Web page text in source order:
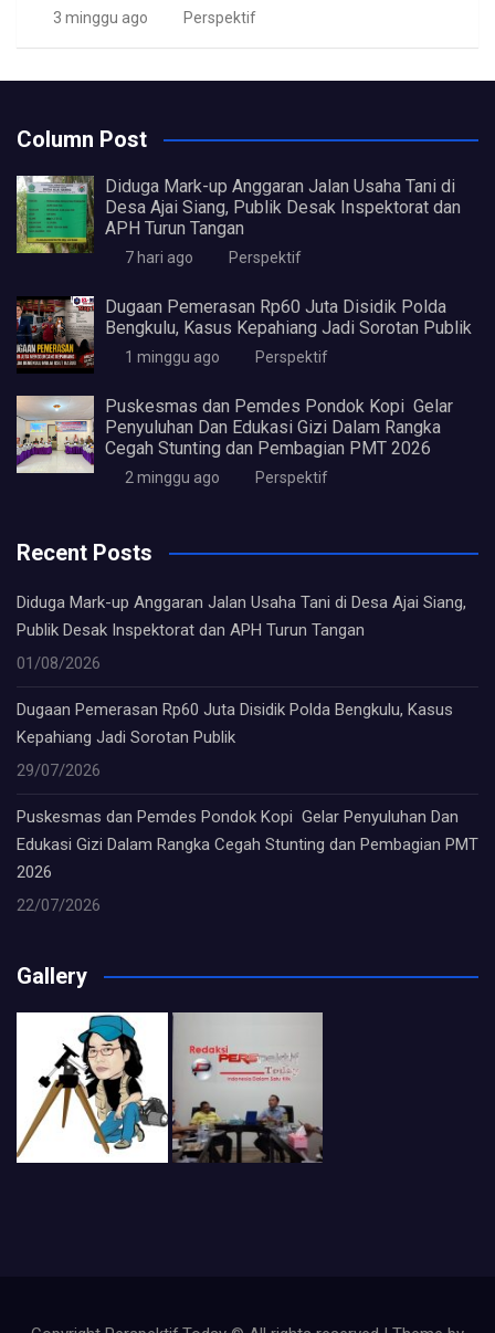
3 minggu ago Perspektif
Column Post
Diduga Mark-up Anggaran Jalan Usaha Tani di
Desa Ajai Siang, Publik Desak Inspektorat dan
APH Turun Tangan
7 hari ago Perspektif
Dugaan Pemerasan Rp60 Juta Disidik Polda
Bengkulu, Kasus Kepahiang Jadi Sorotan Publik
1 minggu ago Perspektif
Puskesmas dan Pemdes Pondok Kopi Gelar
Penyuluhan Dan Edukasi Gizi Dalam Rangka
Cegah Stunting dan Pembagian PMT 2026
2 minggu ago Perspektif
Recent Posts
Diduga Mark-up Anggaran Jalan Usaha Tani di Desa Ajai Siang,
Publik Desak Inspektorat dan APH Turun Tangan
01/08/2026
Dugaan Pemerasan Rp60 Juta Disidik Polda Bengkulu, Kasus
Kepahiang Jadi Sorotan Publik
29/07/2026
Puskesmas dan Pemdes Pondok Kopi Gelar Penyuluhan Dan
Edukasi Gizi Dalam Rangka Cegah Stunting dan Pembagian PMT
2026
22/07/2026
Gallery